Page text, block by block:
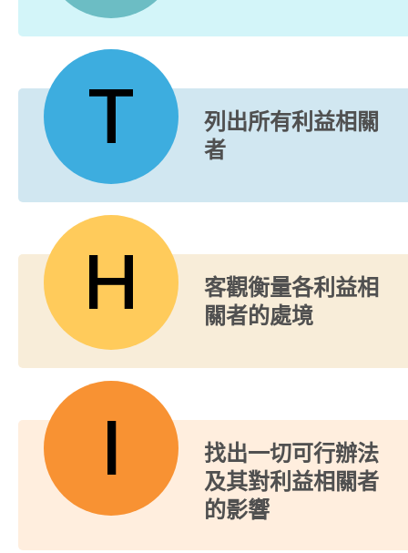
T
列出所有利益相關
者
H
客觀衡量各利益相
關者的處境
I
找出一切可行辦法
及其對利益相關者
的影響